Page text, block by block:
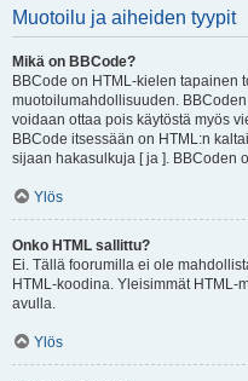
Muotoilu ja aiheiden tyypit
Mikä on BBCode?
BBCode on HTML-kielen tapainen
muotoilumahdollisuuden.
voidaan ottaa pois käytöstä myös
BBCode itsessään on HTML:n
sijaan hakasulkuja [ ja ]. BBCoden
Ylös
Onko HTML sallittu?
Ei. Tällä foorumilla ei ole
HTML-koodina. Yleisimmät HTML-
avulla.
Ylös